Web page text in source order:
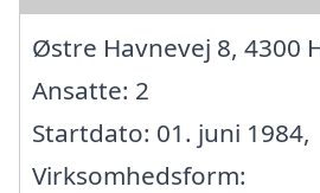
Østre Havnevej 8, 4300
Ansatte: 2
Startdato: 01. juni 1984,
Virksomhedsform: